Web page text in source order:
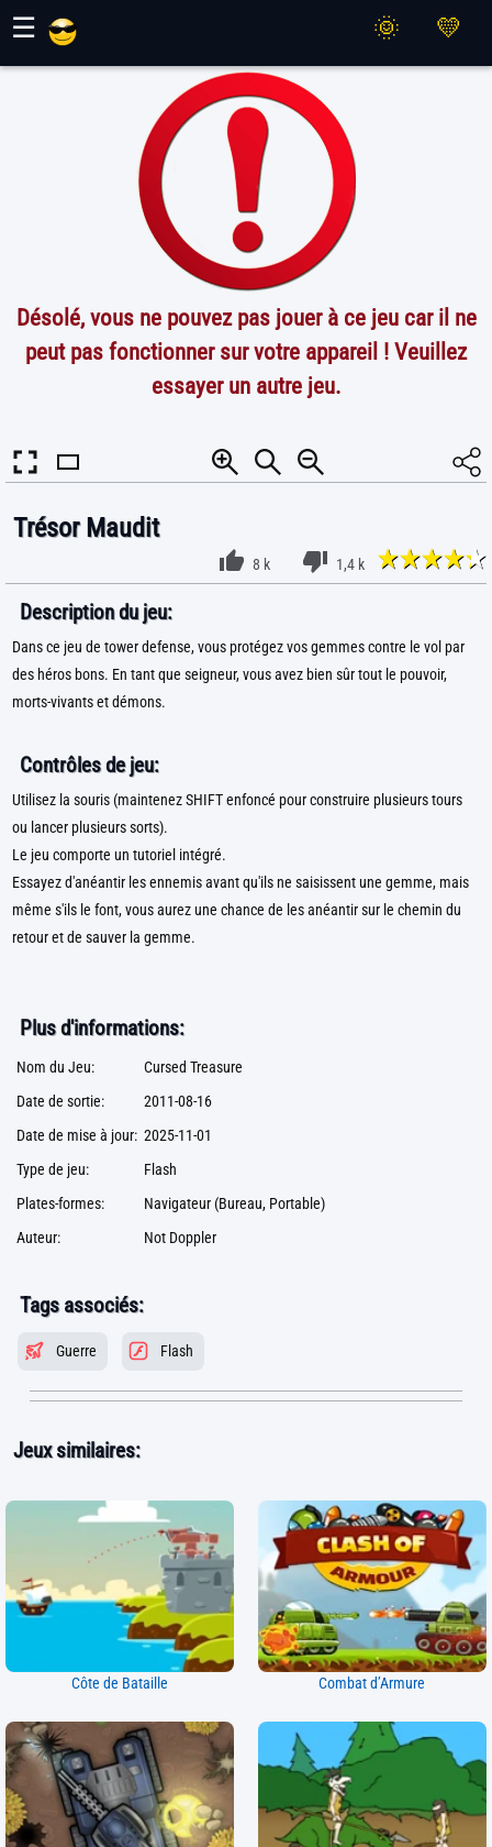
☰
Désolé, vous ne pouvez pas jouer à ce jeu car il ne
peut pas fonctionner sur votre appareil ! Veuillez
essayer un autre jeu.
Trésor Maudit
8 k 1,4 k
Description du jeu:
Dans ce jeu de tower defense, vous protégez vos gemmes contre le vol par
des héros bons. En tant que seigneur, vous avez bien sûr tout le pouvoir,
morts-vivants et démons.
Contrôles de jeu:
Utilisez la souris (maintenez SHIFT enfoncé pour construire plusieurs tours
ou lancer plusieurs sorts).
Le jeu comporte un tutoriel intégré.
Essayez d'anéantir les ennemis avant qu'ils ne saisissent une gemme, mais
même s'ils le font, vous aurez une chance de les anéantir sur le chemin du
retour et de sauver la gemme.
Plus d'informations:
Nom du Jeu:
Cursed Treasure
Date de sortie:
2011-08-16
Date de mise à jour: 2025-11-01
Type de jeu:
Flash
Plates-formes:
Navigateur (Bureau, Portable)
Auteur:
Not Doppler
Tags associés:
Guerre Flash
Jeux similaires:
Côte de Bataille Combat d’Armure